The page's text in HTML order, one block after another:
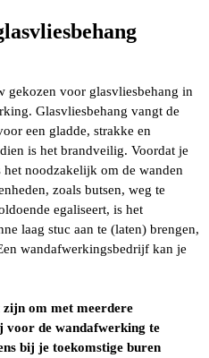
gekozen voor glasvliesbehang in
Glasvliesbehang vangt de
een gladde, strakke en
is het brandveilig. Voordat je
het noodzakelijk om de wanden
zoals butsen, weg te
egaliseert, is het
laag stuc aan te (laten) brengen,
wandafwerkingsbedrijf kan je
om met meerdere
voor de wandafwerking te
bij je toekomstige buren